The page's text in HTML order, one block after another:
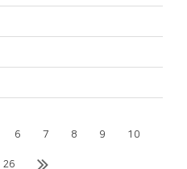
6 7 8 9 10
26